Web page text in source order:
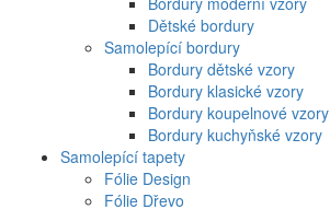
Dětské bordury
Samolepící bordury
Bordury dětské vzory
Bordury klasické vzory
Bordury koupelnové vzory
Bordury kuchyňské vzory
Samolepící tapety
Fólie Design
Fólie Dřevo